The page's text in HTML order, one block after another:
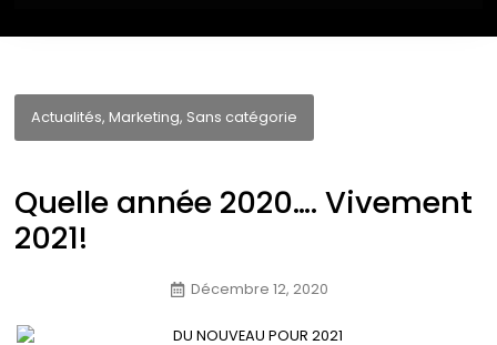
Actualités, Marketing, Sans catégorie
Quelle année 2020…. Vivement
2021!
Décembre 12, 2020